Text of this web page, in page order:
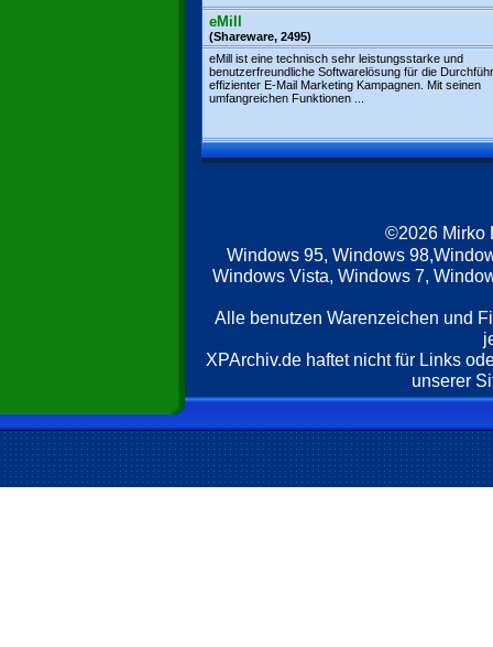
eMill
(Shareware, 2495)
eMill ist eine technisch sehr leistungsstarke und
benutzerfreundliche Softwarelösung für die
effizienter E-Mail Marketing Kampagnen. Mit seinen
umfangreichen Funktionen ...
©2026 Mirko
Windows 95, Windows
Windows Vista, Windows 7,
Alle benutzen Warenzeichen und
XPArchiv.de haftet nicht für Links
unserer